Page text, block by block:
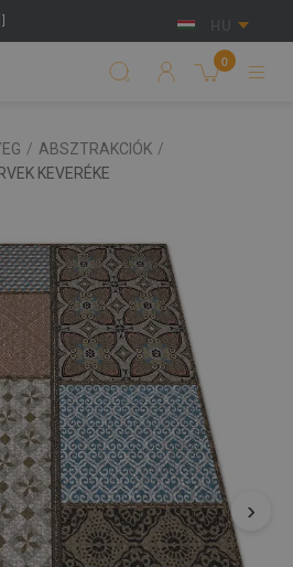
HU
0
/ ABSZTRAKCIÓK /
KEVERÉKE
›